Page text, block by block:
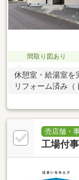
間取り図あり
休憩室・給湯室を
リフォーム済み（
売店舗・
工場付